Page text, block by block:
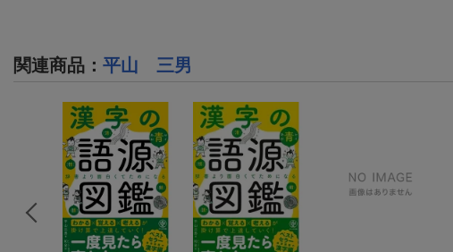
関連商品 ： 平山 三男